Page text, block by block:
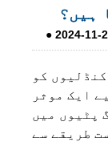
ہیں؟
● 2024-11-
کو
ایک موثر
پٹیوں میں
طریقے سے